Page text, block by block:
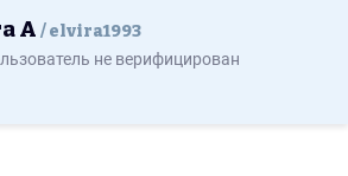
A elvira1993
не верифицирован